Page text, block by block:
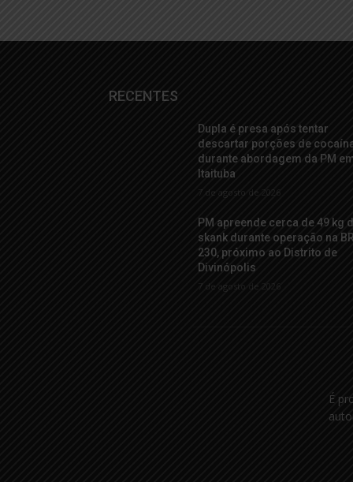
RECENTES
Dupla é presa após tentar
descartar porções de
durante abordagem da PM
Itaituba
7 de agosto de 2026
PM apreende cerca de 49 kg
skank durante operação na
230, próximo ao Distrito de
Divinópolis
7 de agosto de 2026
É